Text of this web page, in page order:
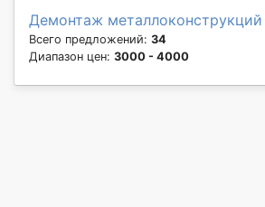
Демонтаж металлоконструкций
Всего предложений: 34
Диапазон цен: 3000 - 4000